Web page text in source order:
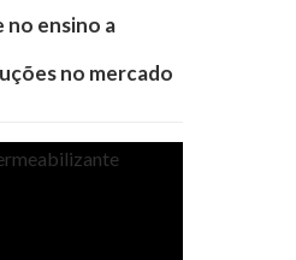
no ensino a
no mercado